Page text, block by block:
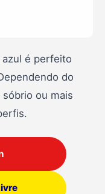
é perfeito
do
ou mais